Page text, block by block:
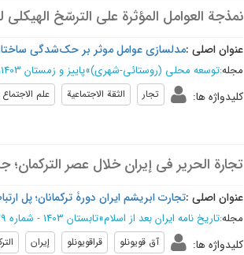
نمذجة العوامل المؤثرة على الترسّخ الهيكلي
عنوان اصلی :مدلسازی عوامل موثر بر حک‌شدگی
مجله:توسعه محلی (روستائی-شهری)»پاییز و زمستان 1403، دوره شانزدهم - شماره 2
کلیدواژه ها: تجار الثقة الاجتماعية علم
تجارة الحرير في إيران خلال عصر
عنوان اصلی :تجارت ابریشم ایران دورۀ ترکمانان؛ پل
مجله:تاریخ نامه ایران بعد از اسلام»تابستان 1403 - شماره 39
کلیدواژه ها: آق قویونلو قراقویونلو ﺇﻳﺮﺍﻥ